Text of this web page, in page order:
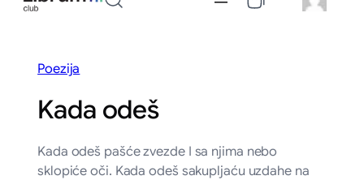
Poezija
Kada odeš
Kada odeš pašće zvezde I sa njima nebo
sklopiće oči. Kada odeš sakupljaću uzdahe na